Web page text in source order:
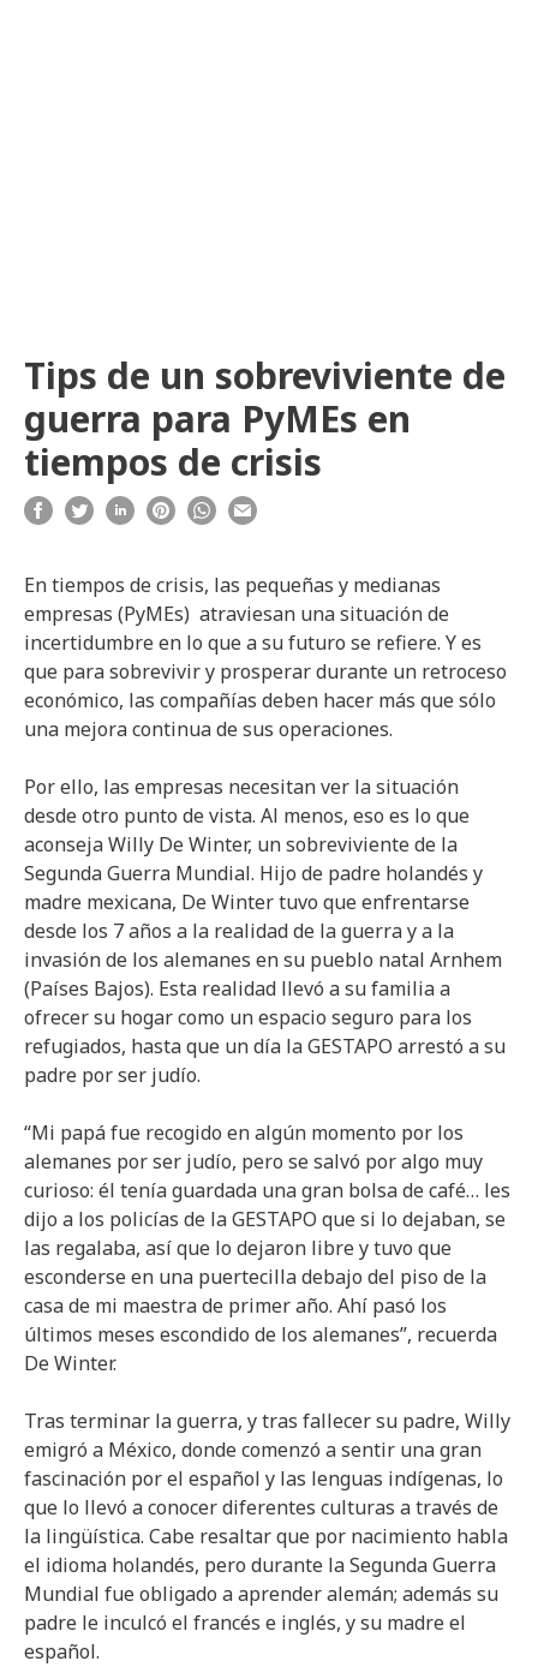
Tips de un sobreviviente de
guerra para PyMEs en
tiempos de crisis
En tiempos de crisis, las pequeñas y medianas
empresas (PyMEs) atraviesan una situación de
incertidumbre en lo que a su futuro se refiere. Y es
que para sobrevivir y prosperar durante un retroceso
económico, las compañías deben hacer más que sólo
una mejora continua de sus operaciones.
Por ello, las empresas necesitan ver la situación
desde otro punto de vista. Al menos, eso es lo que
aconseja Willy De Winter, un sobreviviente de la
Segunda Guerra Mundial. Hijo de padre holandés y
madre mexicana, De Winter tuvo que enfrentarse
desde los 7 años a la realidad de la guerra y a la
invasión de los alemanes en su pueblo natal Arnhem
(Países Bajos). Esta realidad llevó a su familia a
ofrecer su hogar como un espacio seguro para los
refugiados, hasta que un día la GESTAPO arrestó a su
padre por ser judío.
“Mi papá fue recogido en algún momento por los
alemanes por ser judío, pero se salvó por algo muy
curioso: él tenía guardada una gran bolsa de café… les
dijo a los policías de la GESTAPO que si lo dejaban, se
las regalaba, así que lo dejaron libre y tuvo que
esconderse en una puertecilla debajo del piso de la
casa de mi maestra de primer año. Ahí pasó los
últimos meses escondido de los alemanes”, recuerda
De Winter.
Tras terminar la guerra, y tras fallecer su padre, Willy
emigró a México, donde comenzó a sentir una gran
fascinación por el español y las lenguas indígenas, lo
que lo llevó a conocer diferentes culturas a través de
la lingüística. Cabe resaltar que por nacimiento habla
el idioma holandés, pero durante la Segunda Guerra
Mundial fue obligado a aprender alemán; además su
padre le inculcó el francés e inglés, y su madre el
español.